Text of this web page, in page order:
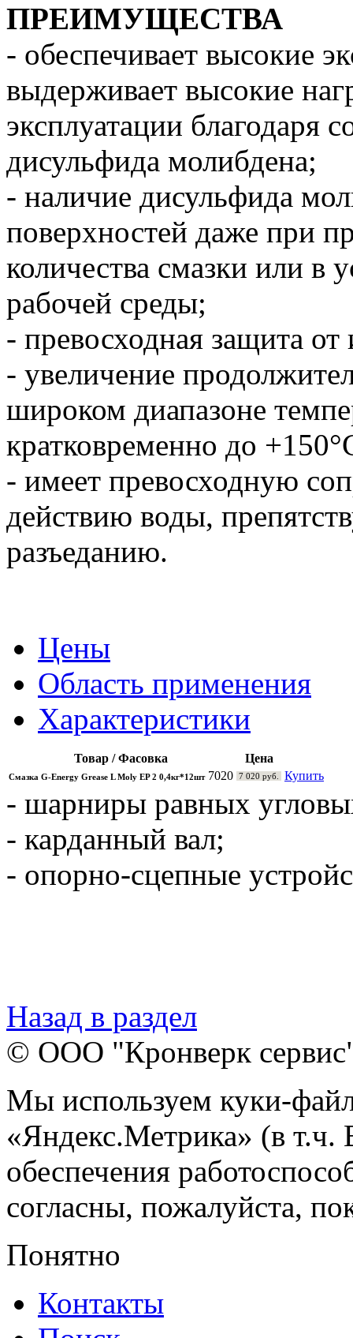
ПРЕИМУЩЕСТВА
- обеспечивает высокие
выдерживает высокие
эксплуатации благодаря
дисульфида молибдена;
- наличие дисульфида
поверхностей даже при
количества смазки или в
рабочей среды;
- превосходная защита
- увеличение
широком диапазоне
кратковременно до
- имеет превосходную
действию воды,
разъеданию.
Цены
Область применения
Характеристики
Товар / Фасовка Цена
Смазка G-Energy Grease L Moly EP 2 0,4кг*12шт 7020 7 020 руб. Купить
- шарниры равных
- карданный вал;
- опорно-сцепные
Назад в раздел
© ООО "Кронверк
Мы используем куки-
«Яндекс.Метрика» (в т.ч.
обеспечения
согласны, пожалуйста,
Понятно
Контакты